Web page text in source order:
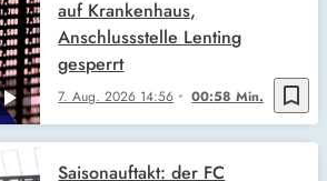
bookmark_border
7. Aug. 2026 14:56 00:58 Min.
auf Krankenhaus,
Anschlussstelle Lenting
gesperrt
Saisonauftakt: der FC